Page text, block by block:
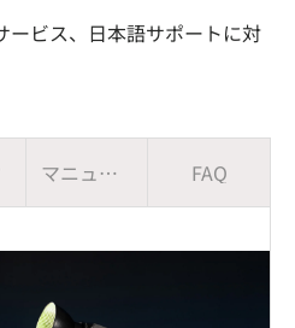
ービス、日本語サポートに対
マニュアル FAQ